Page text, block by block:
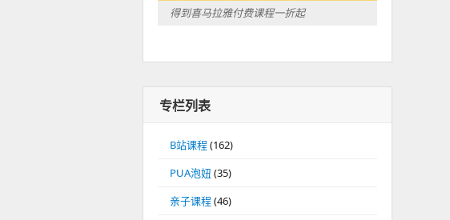
得到喜马拉雅付费课程一折起
专栏列表
B站课程(162)
PUA泡妞 (35)
亲子课程(46)